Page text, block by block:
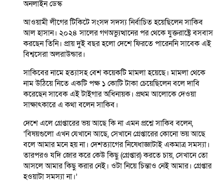
অনলাইন ডেস্ক
আওয়ামী লীগের টিকিটে সংসদ সদস্য নির্বাচিত হয়েছিলেন সাকিব
আল হাসান। ২০২৪ সালের গণঅভ্যুত্থানের পর থেকে যুক্তরাষ্ট্রে বসবাস
করছেন তিনি। প্রায় দুই বছর হলো দেশে ফিরতে পারেননি সাবেক এই
বিশ্বসেরা অলরাউন্ডার।
সাকিবের নামে হত্যাসহ বেশ কয়েকটি মামলা হয়েছে। মামলা থেকে
নাম উঠিয়ে নিতে একটি পক্ষ ১ কোটি টাকা চেয়েছিলেন বলে দাবি
করেছেন সাবেক এই টাইগার অধিনায়ক। প্রথম আলোকে দেওয়া
সাক্ষাৎকারে এ কথা বলেন সাকিব।
দেশে এলে গ্রেপ্তারের ভয় আছে কি না এমন প্রশ্নে সাকিব বলেন,
‘বিষয়গুলো এখন যেখানে আছে, সেখানে গ্রেপ্তারের কোনো ভয় আছে
বলে আমার মনে হয় না। দেশত্যাগের নিষেধাজ্ঞাটাই একমাত্র সমস্যা।
তারপরও যদি জোর করে কেউ কিছু (গ্রেপ্তার) করতে চায়, সেখানে তো
আসলে আমার কিছু করার নেই। ওটা নিয়ে চিন্তাও নেই আমার। গ্রেপ্তার
হওয়াটা সমস্যা না।’